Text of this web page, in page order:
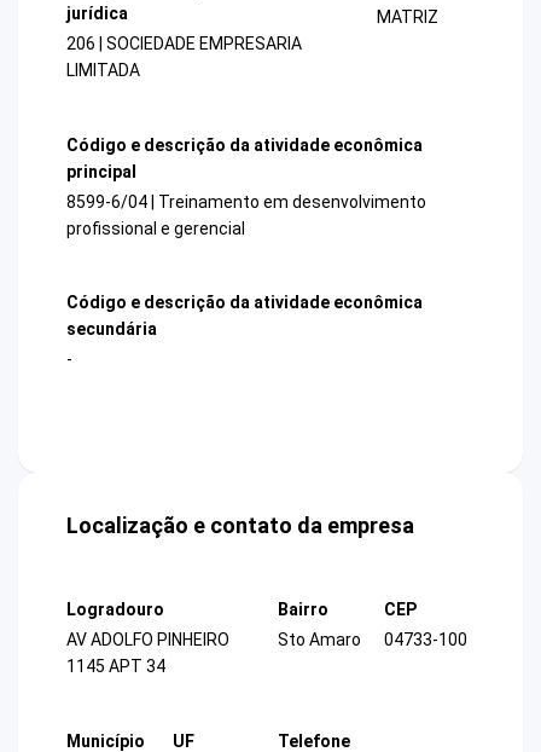
jurídica
206 | SOCIEDADE EMPRESARIA
LIMITADA
MATRIZ
Código e descrição da atividade econômica
principal
8599-6/04 | Treinamento em desenvolvimento
profissional e gerencial
Código e descrição da atividade econômica
secundária
-
Localização e contato da empresa
Logradouro
AV ADOLFO PINHEIRO
1145 APT 34
Bairro
Sto Amaro
CEP
04733-100
Município
UF
Telefone